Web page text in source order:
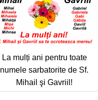
La mulți ani pentru toate
numele sarbatorite de Sf.
Mihail şi Gavriil!